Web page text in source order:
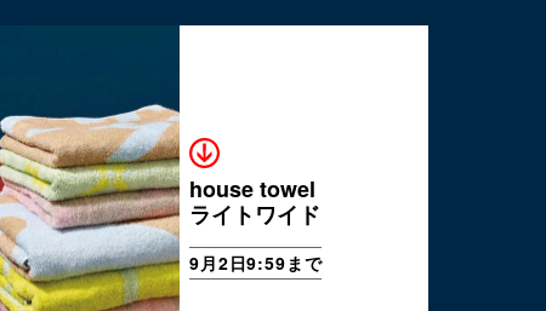
house towel
ライトワイド
9月2日9:59まで